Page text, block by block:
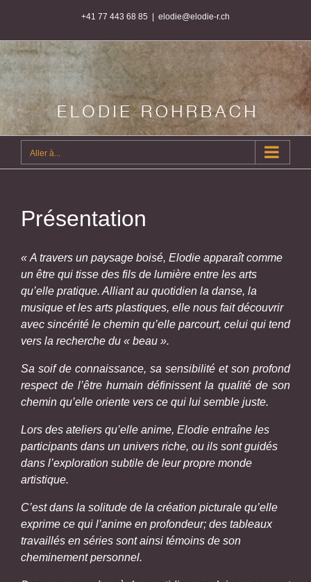
contenu
+41 77 443 68 85 elodie@elodie-r.ch
Aller à...
Présentation
« A travers un paysage boisé, Elodie apparaît comme
un être qui tisse des fils de lumière entre les arts
qu’elle pratique. Alliant au quotidien la danse, la
musique et les arts plastiques, elle nous fait découvrir
avec sincérité le chemin qu’elle parcourt, celui qui tend
vers la recherche du « beau ».
Sa soif de connaissance, sa sensibilité et son profond
respect de l’être humain définissent la qualité de son
chemin qu’elle oriente vers ce qui lui semble juste.
Lors des ateliers qu’elle anime, Elodie entraîne les
participants dans un univers riche, ou ils sont guidés
dans l’exploration subtile de leur propre monde
artistique.
C’est dans la solitude de la création picturale qu’elle
exprime ce qui l’anime en profondeur; des tableaux
travaillés en séries sont ainsi témoins de son
cheminement personnel.